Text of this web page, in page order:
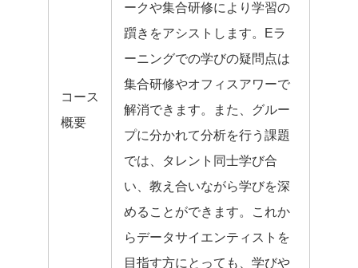
コース
概要
ークや集合研修により学習の
躓きをアシストします。Eラ
ーニングでの学びの疑問点は
集合研修やオフィスアワーで
解消できます。また、グルー
プに分かれて分析を行う課題
では、タレント同士学び合
い、教え合いながら学びを深
めることができます。これか
らデータサイエンティストを
目指す方にとっても、学びや